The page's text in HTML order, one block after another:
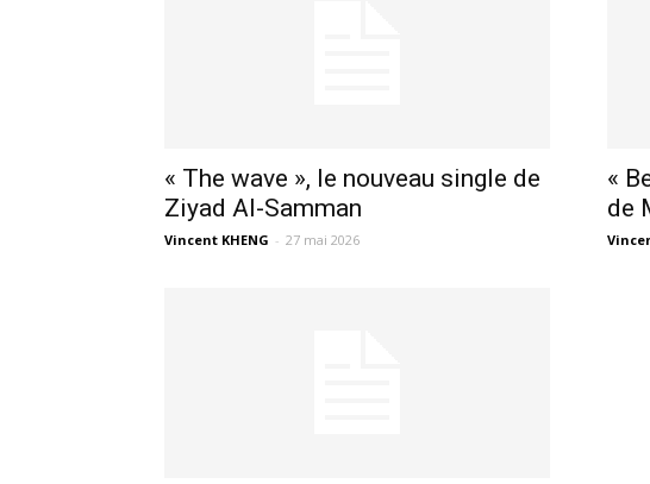
« The wave », le nouveau single de
Ziyad Al-Samman
Vincent KHENG - 27 mai 2026
«
de